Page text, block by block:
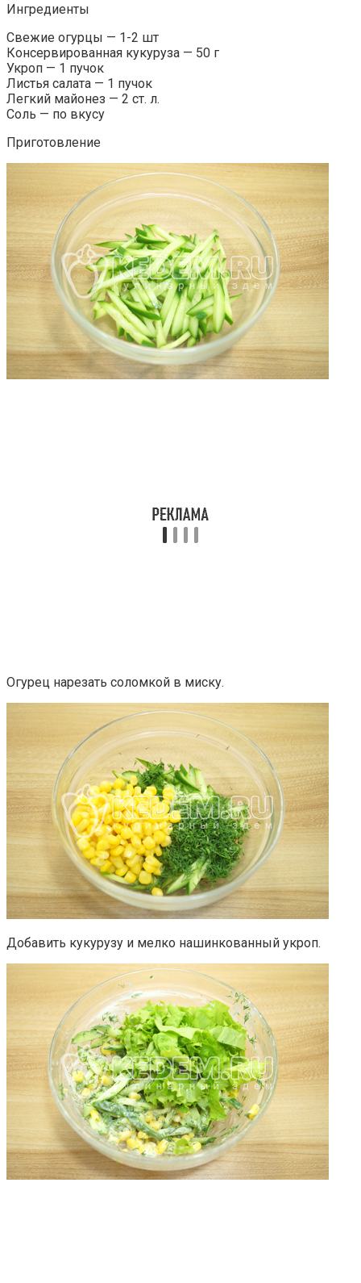
Ингредиенты
Свежие огурцы — 1-2 шт
Консервированная кукуруза — 50 г
Укроп — 1 пучок
Листья салата — 1 пучок
Легкий майонез — 2 ст. л.
Соль — по вкусу
Приготовление
Огурец нарезать соломкой в миску.
Добавить кукурузу и мелко нашинкованный укроп.